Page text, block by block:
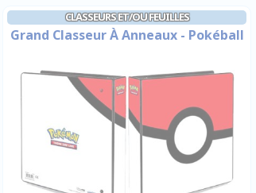
CLASSEURS ET/OU FEUILLES
Grand Classeur À Anneaux - Pokéball